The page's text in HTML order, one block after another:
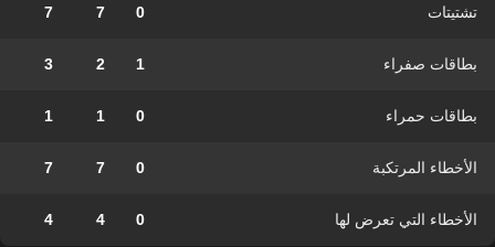
تشتيتات 0
7
7
بطاقات صفراء 1
2
3
بطاقات حمراء 0
1
1
الأخطاء المرتكبة 0
7
7
الأخطاء التي تعرض لها 0
4
4